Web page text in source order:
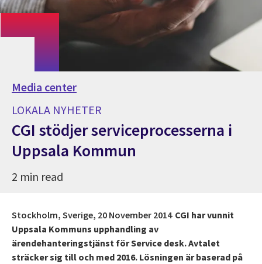
Media center
LOKALA NYHETER
CGI stödjer serviceprocesserna i
Uppsala Kommun
2 min read
Stockholm, Sverige, 20 November 2014 CGI har vunnit
Uppsala Kommuns upphandling av
ärendehanteringstjänst för Service desk. Avtalet
sträcker sig till och med 2016. Lösningen är baserad på